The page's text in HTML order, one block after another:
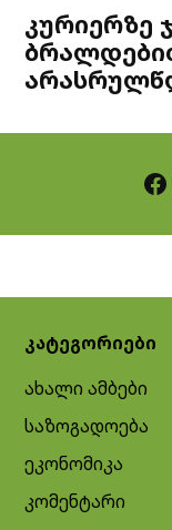
კურიერზე
Facebook
კატეგორიები
ახალი ამბები
საზოგადოება
ეკონომიკა
კომენტარი